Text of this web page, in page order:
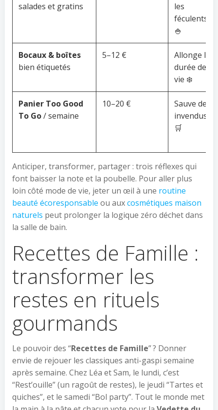
salades et gratins
les
féculents
🍚
Bocaux & boîtes
bien étiquetés
5–12 €
Allonge la
durée de
vie ❄️
Panier Too Good
To Go/ semaine
10–20 €
Sauve des
invendus
🛒
Anticiper, transformer, partager : trois réflexes qui
font baisser la note et la poubelle. Pour aller plus
loin côté mode de vie, jeter un œil à une routine
beauté écoresponsable ou auxcosmétiques maison
naturels peut prolonger la logique zéro déchet dans
la salle de bain.
Recettes de Famille :
transformer les
restes en rituels
gourmands
Le pouvoir des “Recettes de Famille” ? Donner
envie de rejouer les classiques anti-gaspi semaine
après semaine. Chez Léa et Sam, le lundi, c’est
“Rest’ouille” (un ragoût de restes), le jeudi “Tartes et
quiches”, et le samedi “Bol party”. Tout le monde met